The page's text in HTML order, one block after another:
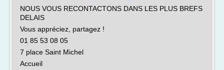
NOUS VOUS RECONTACTONS DANS LES PLUS BREFS
DELAIS
Vous appréciez, partagez !
01 85 53 08 05
7 place Saint Michel
Accueil